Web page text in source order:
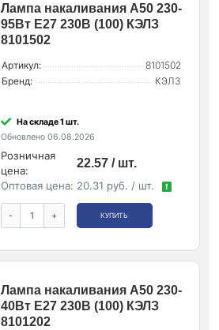
Лампа накаливания А50 230-
95Вт E27 230В (100) КЭЛЗ
8101502
Артикул:
8101502
Бренд:
КЭЛЗ
На складе 1 шт.
Обновлено 06.08.2026
Розничная
цена:
22.57 / шт.
Оптовая цена: 20.31 руб. / шт. !
- + КУПИТЬ
Лампа накаливания А50 230-
40Вт E27 230В (100) КЭЛЗ
8101202